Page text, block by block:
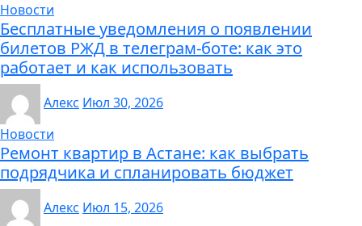
Новости
Бесплатные уведомления о появлении
билетов РЖД в телеграм-боте: как это
работает и как использовать
Алекс Июл 30, 2026
Новости
Ремонт квартир в Астане: как выбрать
подрядчика и спланировать бюджет
Алекс Июл 15, 2026